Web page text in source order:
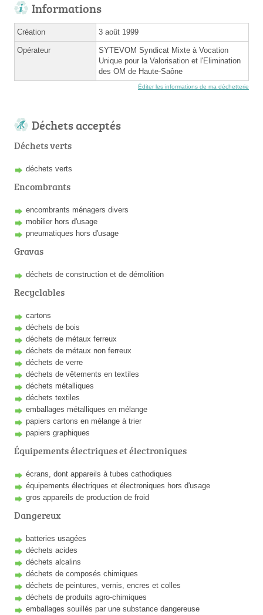
Informations
Création 3 août 1999
Opérateur
SYTEVOM Syndicat Mixte à Vocation
Unique pour la Valorisation et l'Elimination
des OM de Haute-Saône
Éditer les informations de ma déchetterie
Déchets acceptés
Déchets verts
déchets verts
Encombrants
encombrants ménagers divers
mobilier hors d'usage
pneumatiques hors d'usage
Gravas
déchets de construction et de démolition
Recyclables
cartons
déchets de bois
déchets de métaux ferreux
déchets de métaux non ferreux
déchets de verre
déchets de vêtements en textiles
déchets métalliques
déchets textiles
emballages métalliques en mélange
papiers cartons en mélange à trier
papiers graphiques
Équipements électriques et électroniques
écrans, dont appareils à tubes cathodiques
équipements électriques et électroniques hors d'usage
gros appareils de production de froid
Dangereux
batteries usagées
déchets acides
déchets alcalins
déchets de composés chimiques
déchets de peintures, vernis, encres et colles
déchets de produits agro-chimiques
emballages souillés par une substance dangereuse